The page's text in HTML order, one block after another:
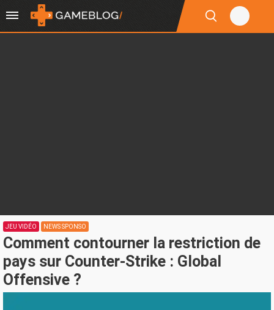
JEU VIDÉO NEWS SPONSO
Comment contourner la restriction de
pays sur Counter-Strike : Global
Offensive ?